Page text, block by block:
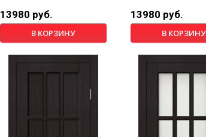
13980 руб.
В КОРЗИНУ
13980 руб.
В КОРЗИНУ